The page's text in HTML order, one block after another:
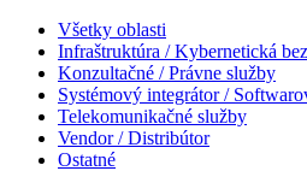
Všetky oblasti
Infraštruktúra / Kybernetická
Konzultačné / Právne služby
Systémový integrátor /
Telekomunikačné služby
Vendor / Distribútor
Ostatné